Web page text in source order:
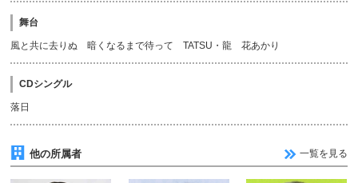
舞台
風と共に去りぬ 暗くなるまで待って TATSU・龍 花あかり
CDシングル
落日
他の所属者 一覧を見る